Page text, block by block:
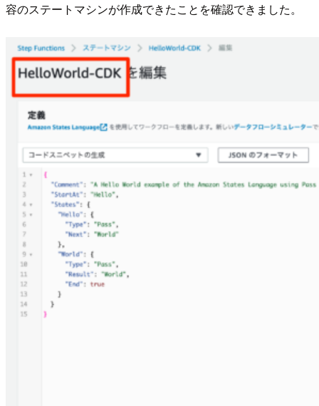
容のステートマシンが作成できたことを確認できました。